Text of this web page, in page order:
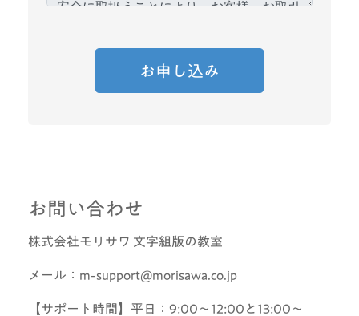
お問い合わせ
株式会社モリサワ 文字組版の教室
メール：m-support@morisawa.co.jp
【サポート時間】平日：9:00～12:00と13:00～